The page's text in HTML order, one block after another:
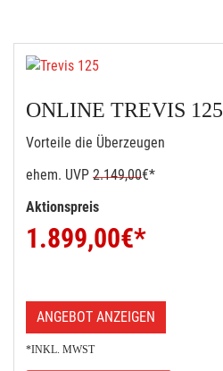
ONLINE TREVIS 125
Vorteile die Überzeugen
ehem. UVP 2.149,00€*
Aktionspreis
1.899,00€*
ANGEBOT ANZEIGEN
*INKL. MWST